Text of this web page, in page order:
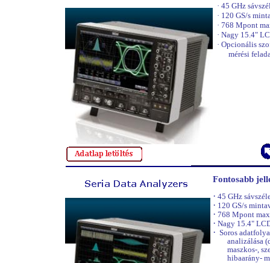
· 45 GHz
· 120 GS/s
· 768 Mpont
· Nagy 15.4"
· Opcionális
mérési
Fontosabb
· 45 GHz
· 120 GS/s
· 768 Mpont
· Nagy 15.4"
· Soros
analizálása
maszkos-,
hibaarány-